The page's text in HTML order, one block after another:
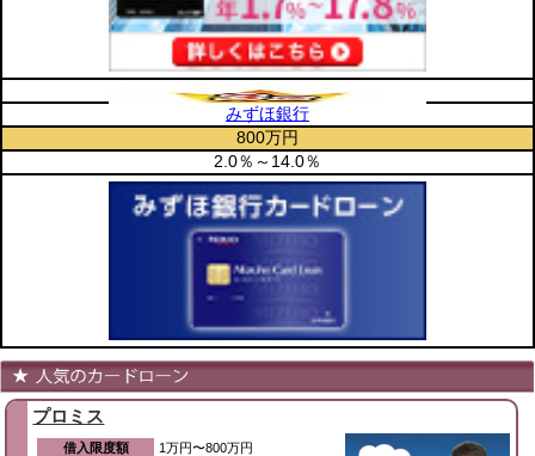
みずほ銀行
800万円
2.0％～14.0％
プロミス
借入限度額
1万円〜800万円